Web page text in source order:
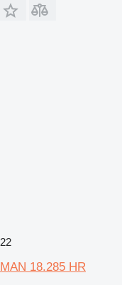
22
MAN 18.285 HR